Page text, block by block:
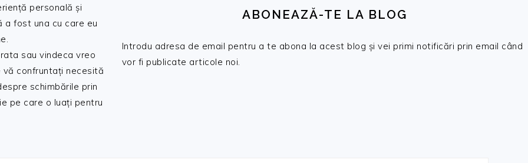
personală și
a fost una cu care eu
sau vindeca vreo
confruntați necesită
schimbările prin
pe care o luați pentru
ABONEAZĂ-TE LA BLOG
Introdu adresa de email pentru a te abona la acest blog și vei primi notificări prin email când
vor fi publicate articole noi.